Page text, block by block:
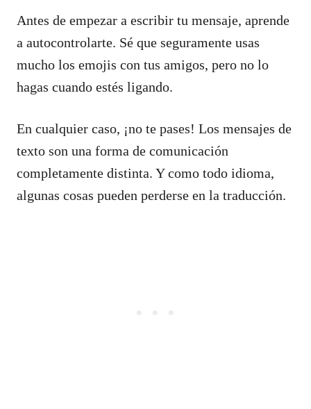
Antes de empezar a escribir tu mensaje, aprende
a autocontrolarte. Sé que seguramente usas
mucho los emojis con tus amigos, pero no lo
hagas cuando estés ligando.
En cualquier caso, ¡no te pases! Los mensajes de
texto son una forma de comunicación
completamente distinta. Y como todo idioma,
algunas cosas pueden perderse en la traducción.